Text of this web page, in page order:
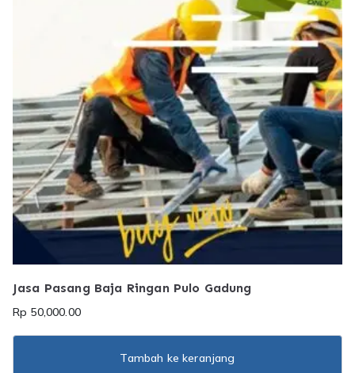
Jasa Pasang Baja Ringan Pulo Gadung
Rp 50,000.00
Tambah ke keranjang